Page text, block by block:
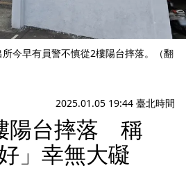
今早有員警不慎從2樓陽台摔落。（翻
2025.01.05 19:44 臺北時間
陽台摔落 稱
」幸無大礙